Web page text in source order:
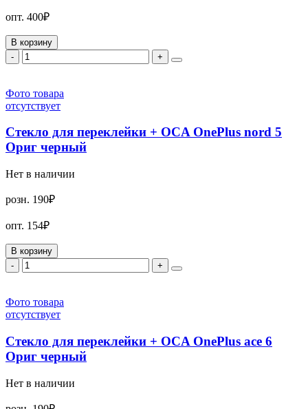
опт. 400₽
В корзину
-
+
Фото товара
отсутствует
Стекло для переклейки + OCA OnePlus nord 5
Ориг черный
Нет в наличии
розн. 190₽
опт. 154₽
В корзину
-
+
Фото товара
отсутствует
Стекло для переклейки + OCA OnePlus ace 6
Ориг черный
Нет в наличии